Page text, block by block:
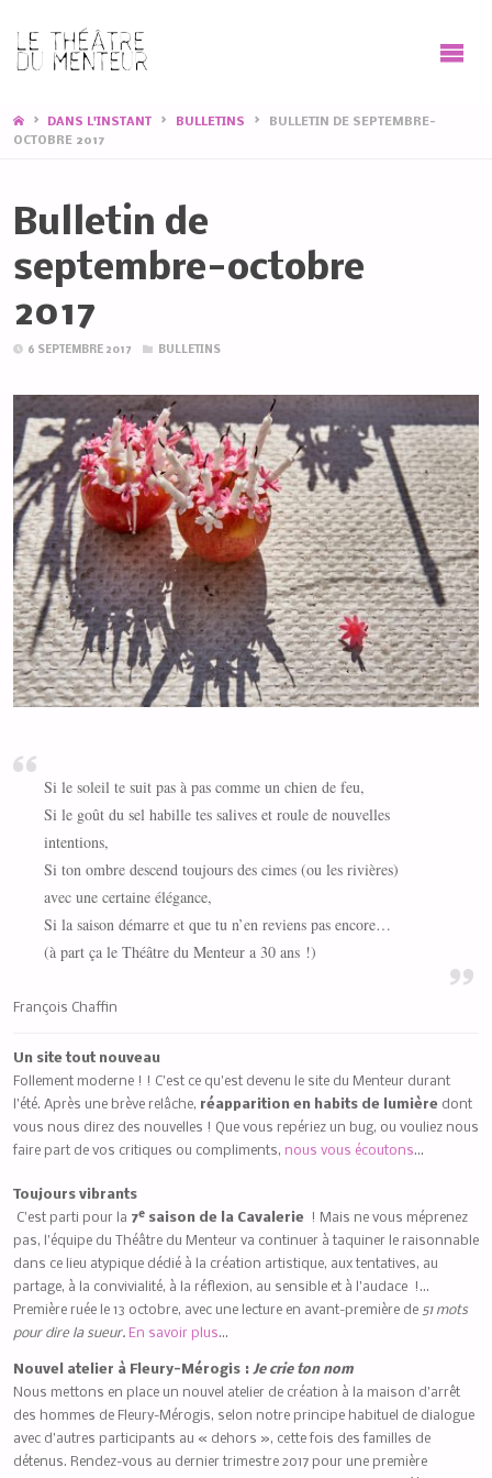
HOMEDANS L'INSTANT BULLETINS
BULLETIN DE SEPTEMBRE-
OCTOBRE 2017
Bulletin de
septembre-octobre
2017
6 SEPTEMBRE 2017 BULLETINS
Si le soleil te suit pas à pas comme un chien de feu,
Si le goût du sel habille tes salives et roule de nouvelles
intentions,
Si ton ombre descend toujours des cimes (ou les rivières)
avec une certaine élégance,
Si la saison démarre et que tu n’en reviens pas encore…
(à part ça le Théâtre du Menteur a 30 ans !)
François Chaffin
Un site tout nouveau
Follement moderne ! ! C’est ce qu’est devenu le site du Menteur durant
l’été. Après une brève relâche, réapparition en habits de lumière dont
vous nous direz des nouvelles ! Que vous repériez un bug, ou vouliez nous
faire part de vos critiques ou compliments, nous vous écoutons…
Toujours vibrants
C’est parti pour la 7esaison de la Cavalerie ! Mais ne vous méprenez
pas, l’équipe du Théâtre du Menteur va continuer à taquiner le raisonnable
dans ce lieu atypique dédié à la création artistique, aux tentatives, au
partage, à la convivialité, à la réflexion, au sensible et à l’audace !…
Première ruée le 13 octobre, avec une lecture en avant-première de 51 mots
pour dire la sueur. En savoir plus…
Nouvel atelier à Fleury-Mérogis : Je crie ton nom
Nous mettons en place un nouvel atelier de création à la maison d’arrêt
des hommes de Fleury-Mérogis, selon notre principe habituel de dialogue
avec d’autres participants au « dehors », cette fois des familles de
détenus. Rendez-vous au dernier trimestre 2017 pour une première